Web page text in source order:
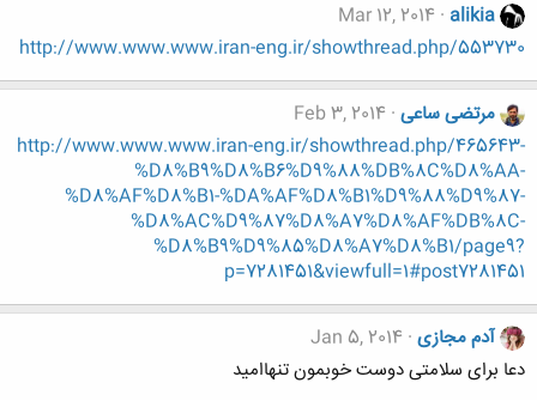
alikia
Mar 12, 2014
http://www.www.www.iran-eng.ir/showthread.php/553730
مرتضی ساعی Feb 3, 2014
http://www.www.www.iran-eng.ir/showthread.php/465643-
%D8%B9%D8%B6%D9%88%DB%8C%D8%AA-
%D8%AF%D8%B1-%DA%AF%D8%B1%D9%88%D9%87-
%D8%AC%D9%87%D8%A7%D8%AF%DB%8C-
%D8%B9%D9%85%D8%A7%D8%B1/page9?
p=7281451&viewfull=1#post7281451
آدم مجازی Jan 5, 2014
دعا برای سلامتی دوست خوبمون تنهاامید